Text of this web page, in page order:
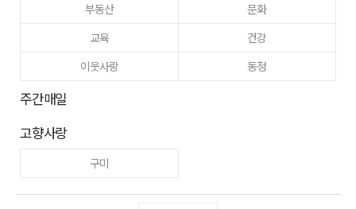
부동산
문화
교육
건강
이웃사랑
동정
주간매일
고향사랑
구미